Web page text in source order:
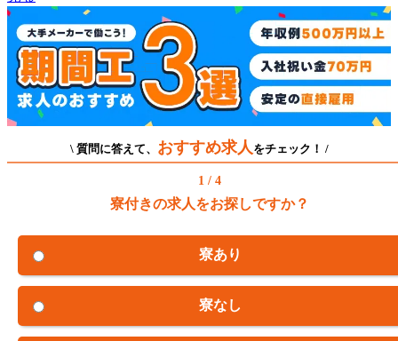
\ 質問に答えて、 おすすめ求人 をチェック！ /
1 / 4
寮付きの求人をお探しですか？
寮あり
寮なし